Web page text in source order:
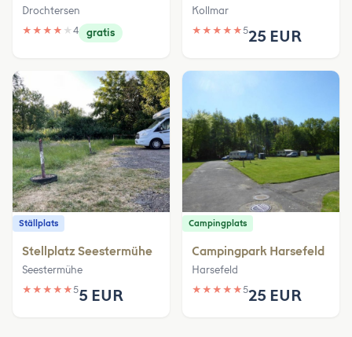
Drochtersen
★ ★ ★ ★ ★ 4 gratis
Kollmar
★ ★ ★ ★ ★525 EUR
Ställplats
Stellplatz Seestermühe
Seestermühe
★ ★ ★ ★ ★55 EUR
Campingplats
Campingpark Harsefeld
Harsefeld
★ ★ ★ ★ ★525 EUR